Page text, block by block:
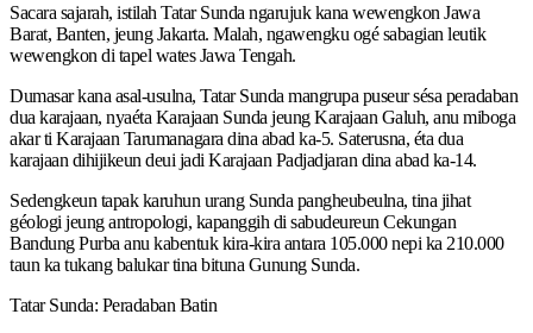
Sacara sajarah, istilah Tatar Sunda ngarujuk kana wewengkon Jawa
Barat, Banten, jeung Jakarta. Malah, ngawengku ogé sabagian leutik
wewengkon di tapel wates Jawa Tengah.
Dumasar kana asal-usulna, Tatar Sunda mangrupa puseur sésa peradaban
dua karajaan, nyaéta Karajaan Sunda jeung Karajaan Galuh, anu miboga
akar ti Karajaan Tarumanagara dina abad ka-5. Saterusna, éta dua
karajaan dihijikeun deui jadi Karajaan Padjadjaran dina abad ka-14.
Sedengkeun tapak karuhun urang Sunda pangheubeulna, tina jihat
géologi jeung antropologi, kapanggih di sabudeureun Cekungan
Bandung Purba anu kabentuk kira-kira antara 105.000 nepi ka 210.000
taun ka tukang balukar tina bituna Gunung Sunda.
Tatar Sunda: Peradaban Batin